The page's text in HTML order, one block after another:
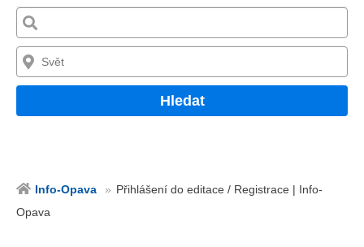
Hledat
Info-Opava
Přihlášení do editace / Registrace | Info-
Opava